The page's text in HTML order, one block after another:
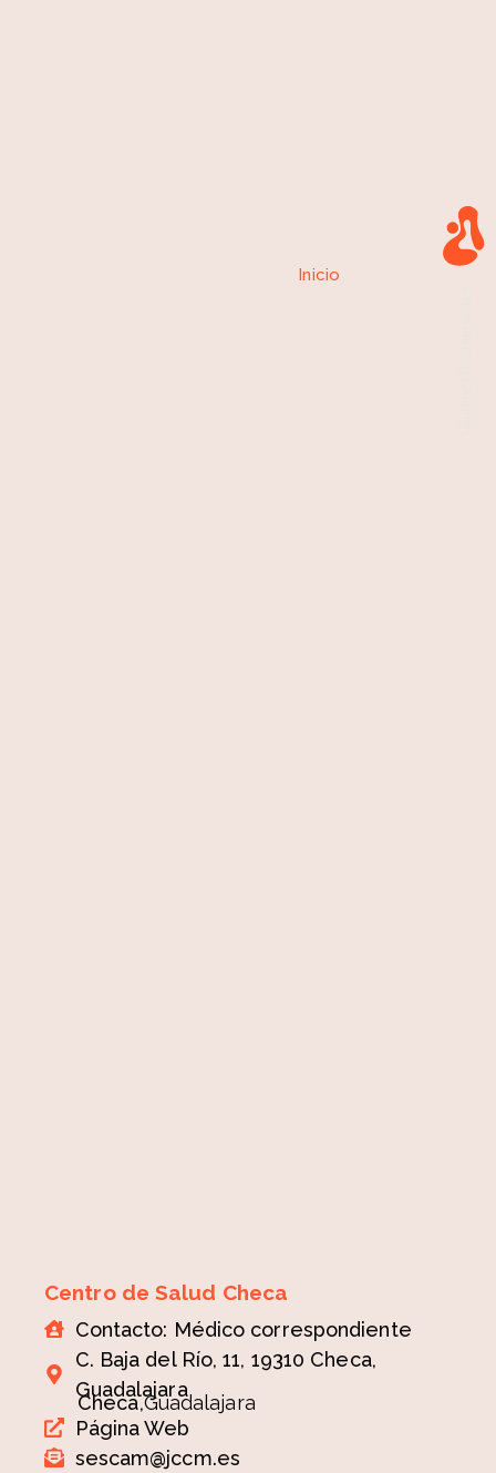
Inicio
Centro de Salud Checa
Contacto: Médico correspondiente
C. Baja del Río, 11, 19310 Checa,
Guadalajara
Checa,Guadalajara
Página Web
sescam@jccm.es